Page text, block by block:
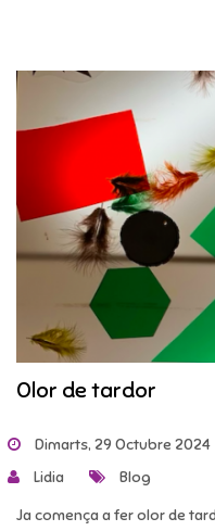
Olor de tardor
Dimarts, 29 Octubre 2024
Lidia
Blog
Ja comença a fer olor de